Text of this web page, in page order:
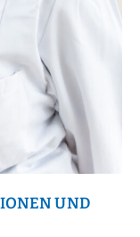
UND